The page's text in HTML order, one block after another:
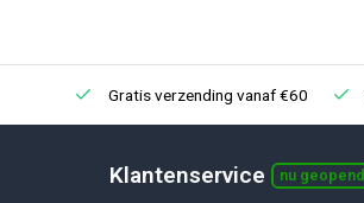
Gratis verzending vanaf €60
Klantenservice nu geopend